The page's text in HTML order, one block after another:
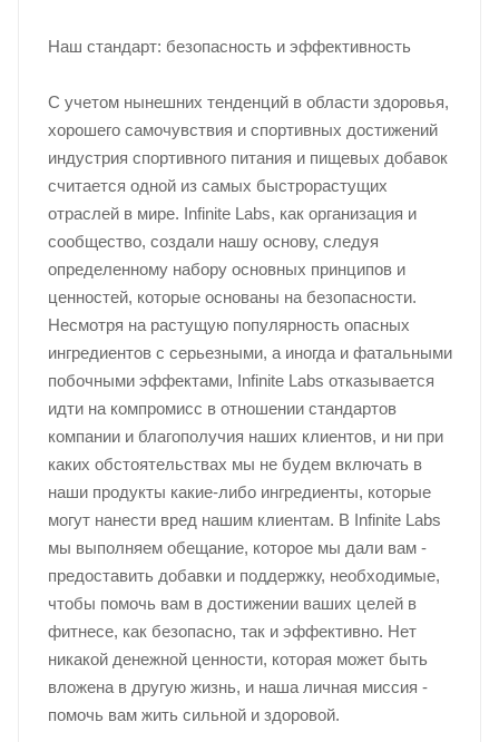
Наш стандарт: безопасность и эффективность
С учетом нынешних тенденций в области здоровья,
хорошего самочувствия и спортивных достижений
индустрия спортивного питания и пищевых добавок
считается одной из самых быстрорастущих
отраслей в мире. Infinite Labs, как организация и
сообщество, создали нашу основу, следуя
определенному набору основных принципов и
ценностей, которые основаны на безопасности.
Несмотря на растущую популярность опасных
ингредиентов с серьезными, а иногда и фатальными
побочными эффектами, Infinite Labs отказывается
идти на компромисс в отношении стандартов
компании и благополучия наших клиентов, и ни при
каких обстоятельствах мы не будем включать в
наши продукты какие-либо ингредиенты, которые
могут нанести вред нашим клиентам. В Infinite Labs
мы выполняем обещание, которое мы дали вам -
предоставить добавки и поддержку, необходимые,
чтобы помочь вам в достижении ваших целей в
фитнесе, как безопасно, так и эффективно. Нет
никакой денежной ценности, которая может быть
вложена в другую жизнь, и наша личная миссия -
помочь вам жить сильной и здоровой.